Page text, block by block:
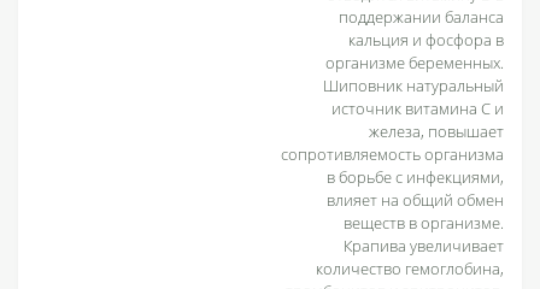
поддержании баланса
кальция и фосфора в
организме беременных.
Шиповник натуральный
источник витамина С и
железа, повышает
сопротивляемость организма
в борьбе с инфекциями,
влияет на общий обмен
веществ в организме.
Крапива увеличивает
количество гемоглобина,